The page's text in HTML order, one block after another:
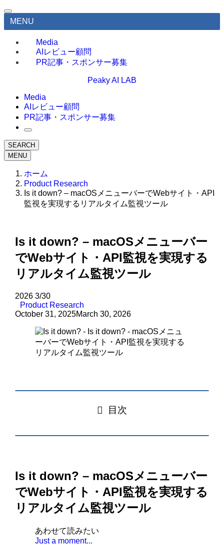
MENU
Media
AIレビュー顧問
PR記事・スポンサー募集
Peaky AI LAB
Media
AIレビュー顧問
PR記事・スポンサー募集
SEARCH
MENU
ホーム
Product Research
Is it down? – macOSメニューバーでWebサイト・API
監視を実現するリアルタイム監視ツール
Is it down? – macOSメニューバー
でWebサイト・API監視を実現する
リアルタイム監視ツール
2026 3/30
Product Research
October 31, 2025March 30, 2026
目次
Is it down? – macOSメニューバー
でWebサイト・API監視を実現する
リアルタイム監視ツール
あわせて読みたい
Just a moment...